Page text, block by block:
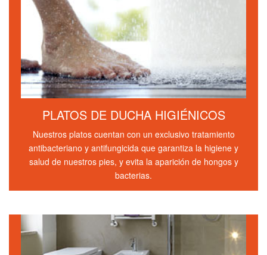
PLATOS DE DUCHA HIGIÉNICOS
Nuestros platos cuentan con un exclusivo tratamiento
antibacteriano y antifungicida que garantiza la higiene y
salud de nuestros pies, y evita la aparición de hongos y
bacterias.